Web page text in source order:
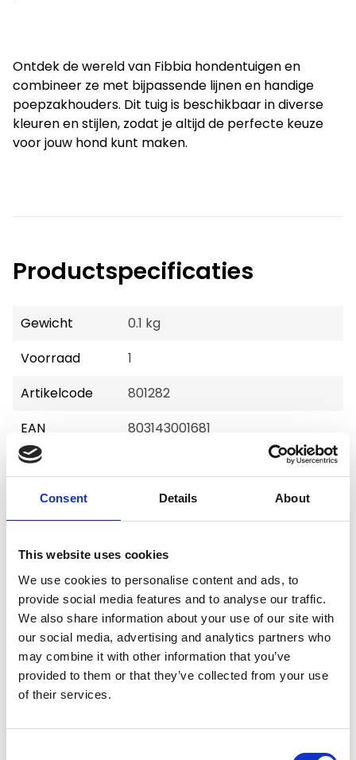
Consent Details About
This website uses cookies
We use cookies to personalise content and ads, to
provide social media features and to analyse our traffic.
We also share information about your use of our site with
our social media, advertising and analytics partners who
may combine it with other information that you’ve
provided to them or that they’ve collected from your use
of their services.
Ontdek de wereld van Fibbia hondentuigen en
combineer ze met bijpassende lijnen en handige
poepzakhouders. Dit tuig is beschikbaar in diverse
kleuren en stijlen, zodat je altijd de perfecte keuze
voor jouw hond kunt maken.
Productspecificaties
Gewicht
0.1 kg
Voorraad
1
Artikelcode
801282
EAN
803143001681
Tre Ponti Hondentuig Fibbia mesh
verstelbaar maat 1- 28-38 cm
Kies uw uitvoering
€36,95